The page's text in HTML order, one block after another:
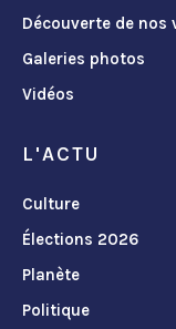
Découverte de nos
Galeries photos
Vidéos
L'ACTU
Culture
Élections 2026
Planète
Politique